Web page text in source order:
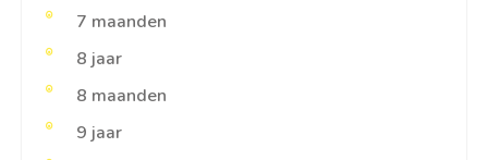
7 maanden
8 jaar
8 maanden
9 jaar